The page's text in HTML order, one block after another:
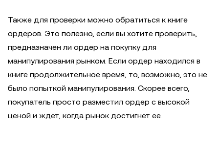
Также для проверки можно обратиться к книге
ордеров. Это полезно, если вы хотите проверить,
предназначен ли ордер на покупку для
манипулирования рынком. Если ордер находился в
книге продолжительное время, то, возможно, это не
было попыткой манипулирования. Скорее всего,
покупатель просто разместил ордер с высокой
ценой и ждет, когда рынок достигнет ее.